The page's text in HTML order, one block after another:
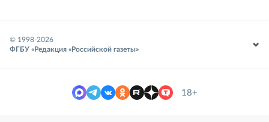
© 1998-2026
ФГБУ «Редакция «Российской газеты»
18+